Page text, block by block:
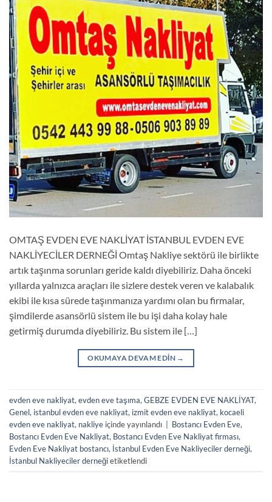
OMTAŞ EVDEN EVE NAKLİYAT İSTANBUL EVDEN EVE
NAKLİYECİLER DERNEĞİ Omtaş Nakliye sektörü ile birlikte
artık taşınma sorunları geride kaldı diyebiliriz. Daha önceki
yıllarda yalnızca araçları ile sizlere destek veren ve kalabalık
ekibi ile kısa sürede taşınmanıza yardımı olan bu firmalar,
şimdilerde asansörlü sistem ile bu işi daha kolay hale
getirmiş durumda diyebiliriz. Bu sistem ile […]
OKUMAYA DEVAM EDIN →
evden eve nakliyat, evden eve taşıma, GEBZE EVDEN EVE NAKLİYAT,
Genel, istanbul evden eve nakliyat, izmit evden eve nakliyat, kocaeli
evden eve nakliyat, nakliye içinde yayınlandı Bostancı Evden Eve,
Bostancı Evden Eve Nakliyat, Bostancı Evden Eve Nakliyat firması,
Evden Eve Nakliyat bostancı, İstanbul Evden Eve Nakliyeciler derneği,
İstanbul Nakliyeciler derneğietiketlendi